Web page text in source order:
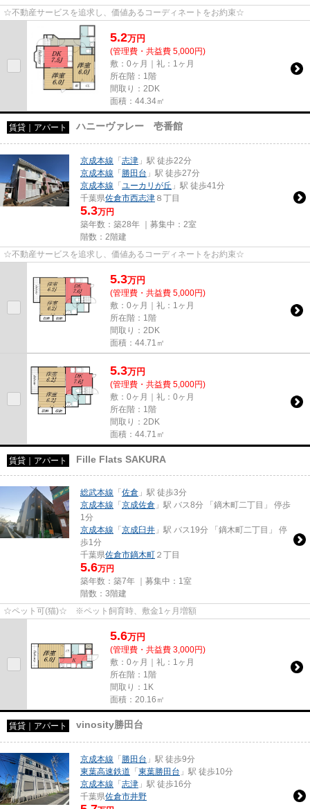
☆不動産サービスを追求し、価値あるコーディネートをお約束☆
5.2万円
(管理費・共益費 5,000円)
敷：0ヶ月｜礼：1ヶ月
所在階：1階
間取り：2DK
面積：44.34㎡
賃貸｜アパート ハニーヴァレー 壱番館
京成本線 「 志津 」駅 徒歩22分
京成本線 「 勝田台 」駅 徒歩27分
京成本線 「 ユーカリが丘 」駅 徒歩41分
千葉県佐倉市西志津 ８丁目
5.3万円
築年数：築28年 ｜募集中： 2室
階数：2階建
☆不動産サービスを追求し、価値あるコーディネートをお約束☆
5.3万円
(管理費・共益費 5,000円)
敷：0ヶ月｜礼：1ヶ月
所在階：1階
間取り：2DK
面積：44.71㎡
5.3万円
(管理費・共益費 5,000円)
敷：0ヶ月｜礼：0ヶ月
所在階：1階
間取り：2DK
面積：44.71㎡
賃貸｜アパート Fille Flats SAKURA
総武本線 「 佐倉 」駅 徒歩3分
京成本線 「 京成佐倉 」駅 バス8分 「鏑木町二丁目」 停歩
1分
京成本線 「 京成臼井 」駅 バス19分 「鏑木町二丁目」 停
歩1分
千葉県佐倉市鏑木町 ２丁目
5.6万円
築年数：築7年 ｜募集中： 1室
階数：3階建
☆ペット可(猫)☆ ※ペット飼育時、敷金1ヶ月増額
5.6万円
(管理費・共益費 3,000円)
敷：0ヶ月｜礼：1ヶ月
所在階：1階
間取り：1K
面積：20.16㎡
賃貸｜アパート vinosity勝田台
京成本線 「 勝田台 」駅 徒歩9分
東葉高速鉄道 「 東葉勝田台 」駅 徒歩10分
京成本線 「 志津 」駅 徒歩16分
千葉県佐倉市井野